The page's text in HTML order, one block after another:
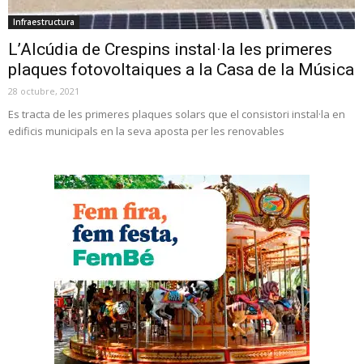
Infraestructura
L’Alcúdia de Crespins instal·la les primeres
plaques fotovoltaiques a la Casa de la Música
28 octubre, 2021
Es tracta de les primeres plaques solars que el consistori instal·la en
edificis municipals en la seva aposta per les renovables